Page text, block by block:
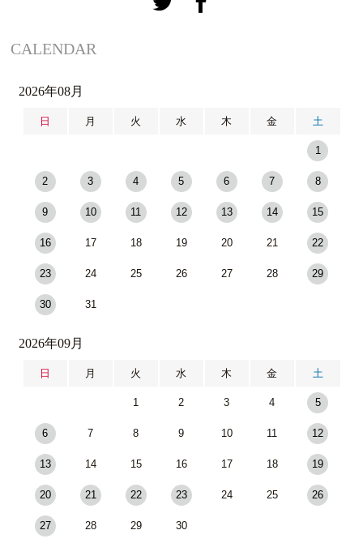
CALENDAR
2026年08月
日 月 火 水 木 金 土
1
2 3 4 5 6 7 8
9 10 11 12 13 14 15
16 17 18 19 20 21 22
23 24 25 26 27 28 29
30 31
2026年09月
日 月 火 水 木 金 土
1 2 3 4 5
6 7 8 9 10 11 12
13 14 15 16 17 18 19
20 21 22 23 24 25 26
27 28 29 30